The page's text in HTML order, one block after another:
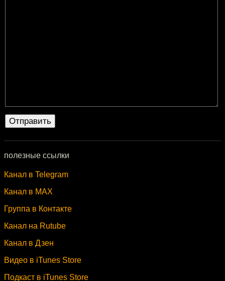
полезные ссылки
Канал в Telegram
Канал в MAX
Группа в Контакте
Канал на Rutube
Канал в Дзен
Видео в iTunes Store
Подкаст в iTunes Store